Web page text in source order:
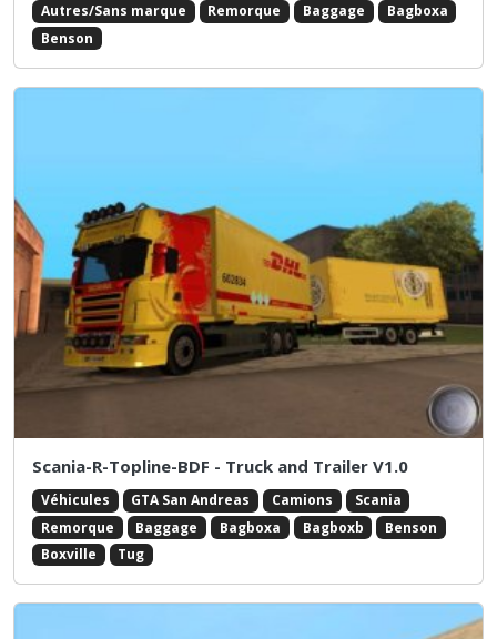
Autres/Sans marque
Remorque Baggage
Bagboxa
Benson
Scania-R-Topline-BDF - Truck and Trailer V1.0
Véhicules GTA San Andreas Camions
Scania
Remorque
Baggage Bagboxa Bagboxb
Benson
Boxville
Tug